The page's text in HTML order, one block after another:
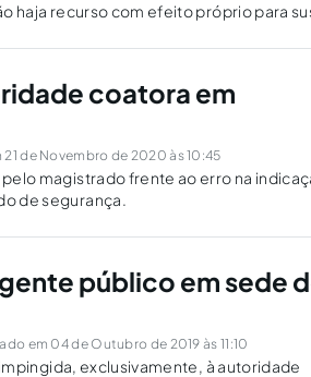
haja recurso com efeito próprio para
coatora em
de Novembro de 2020 às 10:45
magistrado frente ao erro na
de segurança.
público em sede
em 04 de Outubro de 2019 às 11:10
exclusivamente, à autoridade